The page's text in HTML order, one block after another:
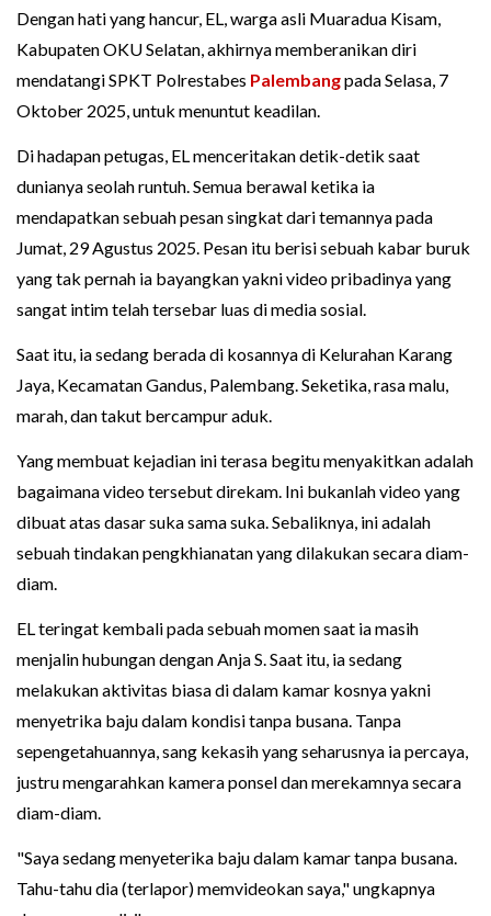
Dengan hati yang hancur, EL, warga asli Muaradua Kisam,
Kabupaten OKU Selatan, akhirnya memberanikan diri
mendatangi SPKT Polrestabes Palembangpada Selasa, 7
Oktober 2025, untuk menuntut keadilan.
Di hadapan petugas, EL menceritakan detik-detik saat
dunianya seolah runtuh. Semua berawal ketika ia
mendapatkan sebuah pesan singkat dari temannya pada
Jumat, 29 Agustus 2025. Pesan itu berisi sebuah kabar buruk
yang tak pernah ia bayangkan yakni video pribadinya yang
sangat intim telah tersebar luas di media sosial.
Saat itu, ia sedang berada di kosannya di Kelurahan Karang
Jaya, Kecamatan Gandus, Palembang. Seketika, rasa malu,
marah, dan takut bercampur aduk.
Yang membuat kejadian ini terasa begitu menyakitkan adalah
bagaimana video tersebut direkam. Ini bukanlah video yang
dibuat atas dasar suka sama suka. Sebaliknya, ini adalah
sebuah tindakan pengkhianatan yang dilakukan secara diam-
diam.
EL teringat kembali pada sebuah momen saat ia masih
menjalin hubungan dengan Anja S. Saat itu, ia sedang
melakukan aktivitas biasa di dalam kamar kosnya yakni
menyetrika baju dalam kondisi tanpa busana. Tanpa
sepengetahuannya, sang kekasih yang seharusnya ia percaya,
justru mengarahkan kamera ponsel dan merekamnya secara
diam-diam.
"Saya sedang menyeterika baju dalam kamar tanpa busana.
Tahu-tahu dia (terlapor) memvideokan saya," ungkapnya